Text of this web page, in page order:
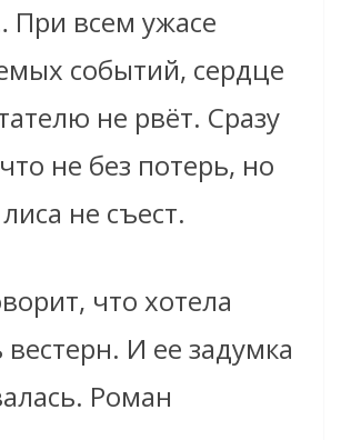
При всем ужасе
событий, сердце
не рвёт. Сразу
не без потерь, но
не съест.
что хотела
вестерн. И ее задумка
Роман